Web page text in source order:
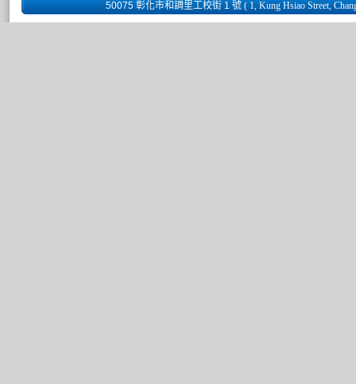
50075 彰化市和調里工校街 1 號 ( 1, Kung Hsiao Street,